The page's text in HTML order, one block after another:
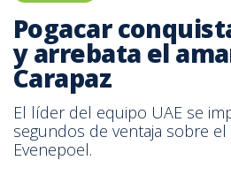
Pogacar
y arrebata el
Carapaz
El líder del equipo UAE se
segundos de ventaja sobre el
Evenepoel.